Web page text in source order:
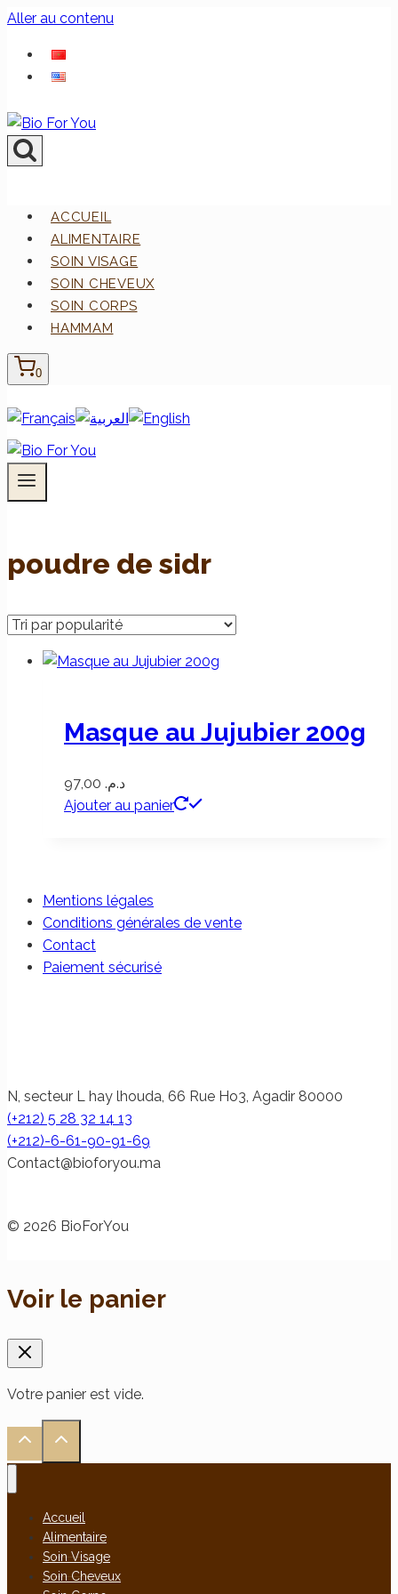
Aller au contenu
ACCUEIL
ALIMENTAIRE
SOIN VISAGE
SOIN CHEVEUX
SOIN CORPS
HAMMAM
0
poudre de sidr
Masque au Jujubier 200g
د.م.
Ajouter au panier
Mentions légales
Conditions générales de vente
Contact
Paiement sécurisé
N, secteur L hay lhouda, 66 Rue Ho3, Agadir 80000
(+212) 5 28 32 14 13
(+212)-6-61-90-91-69
am.uoyrofoib
@tcatnoC
© 2026 BioForYou
Voir le panier
Votre panier est vide.
Accueil
Alimentaire
Soin Visage
Soin Cheveux